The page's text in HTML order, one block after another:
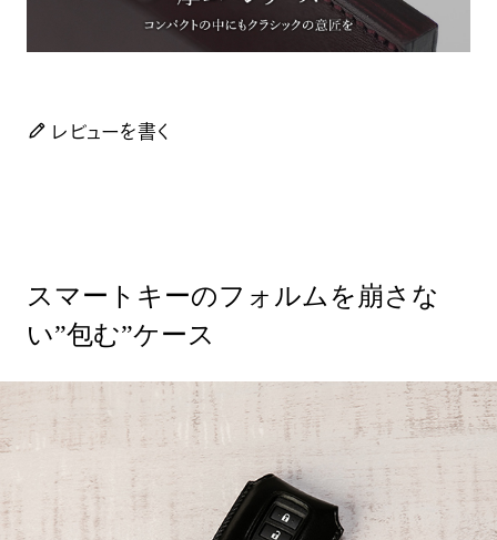
レビューを書く
スマートキーのフォルムを崩さな
い”包む”ケース